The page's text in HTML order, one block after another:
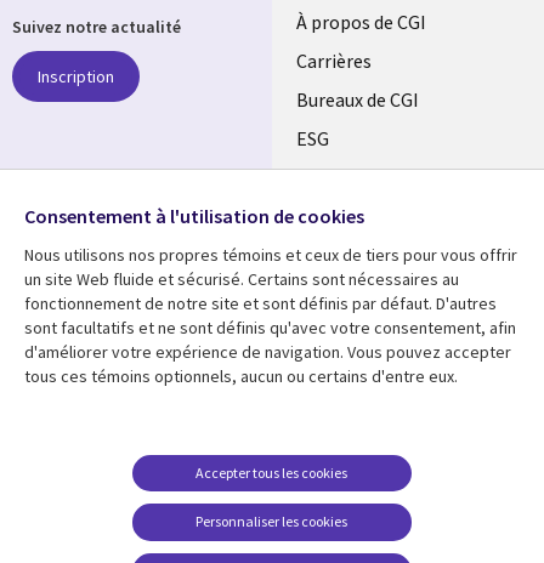
Useful
links
CANADA
FR
À propos de CGI
Carrières
Bureaux de CGI
ESG
Alliances
Ressources
Library
CANADA
Articles
Communiqués
Support
Legal
FR
Restrictions et
Confidentialité
Accessibilité
Centre de gestion des
Suivez notre actualité
Inscription
Media
CANADA
Consentement à l'utilisation de cookies
Nous utilisons nos propres témoins et ceux de tiers pour vous offrir
un site Web fluide et sécurisé. Certains sont nécessaires au
fonctionnement de notre site et sont définis par défaut. D'autres
sont facultatifs et ne sont définis qu'avec votre consentement, afin
d'améliorer votre expérience de navigation. Vous pouvez accepter
tous ces témoins optionnels, aucun ou certains d'entre eux.
Personnaliser les cookies
Accepter tous les cookies